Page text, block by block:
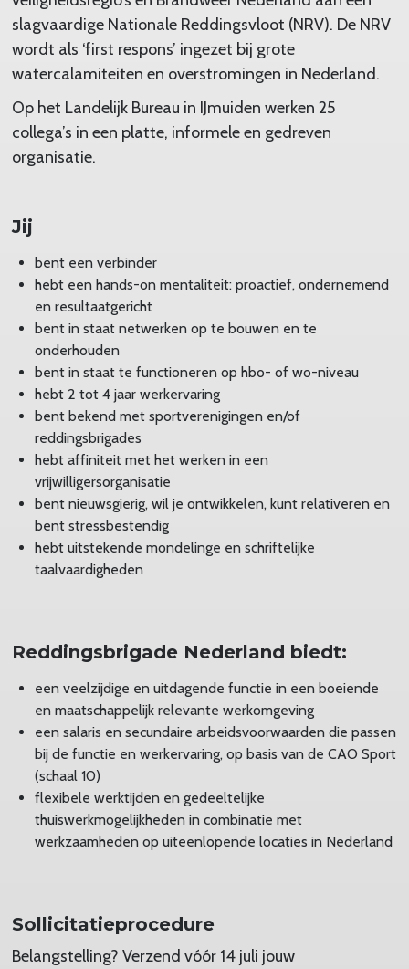
slagvaardige Nationale Reddingsvloot (NRV). De NRV
wordt als ‘first respons’ ingezet bij grote
watercalamiteiten en overstromingen in Nederland.
Op het Landelijk Bureau in IJmuiden werken 25
collega’s in een platte, informele en gedreven
organisatie.
Jij
bent een verbinder
hebt een hands-on mentaliteit: proactief, ondernemend
en resultaatgericht
bent in staat netwerken op te bouwen en te
onderhouden
bent in staat te functioneren op hbo- of wo-niveau
hebt 2 tot 4 jaar werkervaring
bent bekend met sportverenigingen en/of
reddingsbrigades
hebt affiniteit met het werken in een
vrijwilligersorganisatie
bent nieuwsgierig, wil je ontwikkelen, kunt relativeren en
bent stressbestendig
hebt uitstekende mondelinge en schriftelijke
taalvaardigheden
Reddingsbrigade Nederland biedt:
een veelzijdige en uitdagende functie in een boeiende
en maatschappelijk relevante werkomgeving
een salaris en secundaire arbeidsvoorwaarden die passen
bij de functie en werkervaring, op basis van de CAO Sport
(schaal 10)
flexibele werktijden en gedeeltelijke
thuiswerkmogelijkheden in combinatie met
werkzaamheden op uiteenlopende locaties in Nederland
Sollicitatieprocedure
Belangstelling? Verzend vóór 14 juli jouw